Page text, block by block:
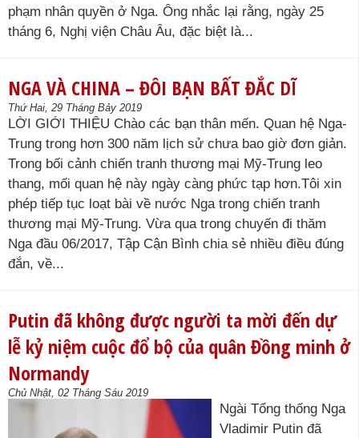
phạm nhân quyền ở Nga. Ông nhắc lại rằng, ngày 25
tháng 6, Nghị viện Châu Âu, đặc biệt là...
NGA VÀ CHINA – ĐÔI BẠN BẤT ĐẮC DĨ
Thứ Hai, 29 Tháng Bảy 2019
LỜI GIỚI THIỆU Chào các bạn thân mến. Quan hệ Nga-
Trung trong hơn 300 năm lịch sử chưa bao giờ đơn giản.
Trong bối cảnh chiến tranh thương mại Mỹ-Trung leo
thang, mối quan hệ này ngày càng phức tạp hơn.Tôi xin
phép tiếp tục loạt bài về nước Nga trong chiến tranh
thương mại Mỹ-Trung. Vừa qua trong chuyến đi thăm
Nga đầu 06/2017, Tập Cận Bình chia sẻ nhiều điều đúng
đắn, về...
Putin đã không được người ta mời đến dự
lễ kỷ niệm cuộc đổ bộ của quân Đồng minh ở
Normandy
Chủ Nhật, 02 Tháng Sáu 2019
Ngài Tổng thống Nga
Vladimir Putin đã